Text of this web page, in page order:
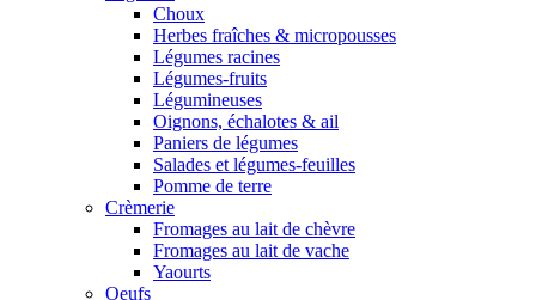
Choux
Herbes fraîches & micropousses
Légumes racines
Légumes-fruits
Légumineuses
Oignons, échalotes & ail
Paniers de légumes
Salades et légumes-feuilles
Pomme de terre
Crèmerie
Fromages au lait de chèvre
Fromages au lait de vache
Yaourts
Oeufs